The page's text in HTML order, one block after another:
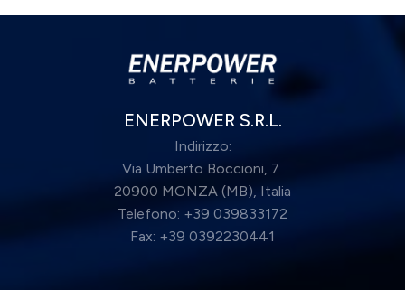
ENERPOWER S.R.L.
Indirizzo:
Via Umberto Boccioni, 7
20900 MONZA (MB), Italia
Telefono: +39 039833172
Fax: +39 0392230441